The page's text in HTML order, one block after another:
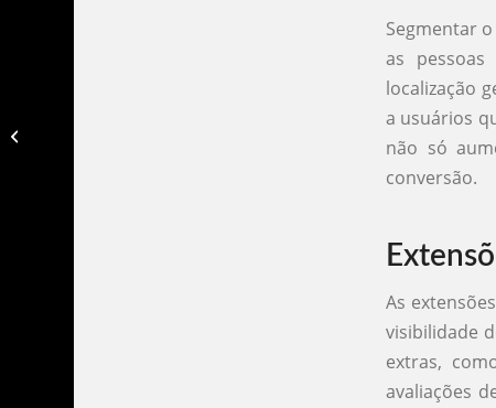
Segmentar
as
localização
a usuários
não só
conversão.
As
visibilidade
extras,
avaliações